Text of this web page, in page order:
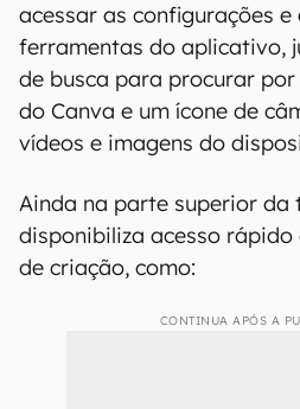
acessar as configurações
ferramentas do aplicativo,
de busca para procurar
do Canva e um ícone de
vídeos e imagens do
Ainda na parte superior da
disponibiliza acesso
de criação, como:
CONTINUA APÓS A